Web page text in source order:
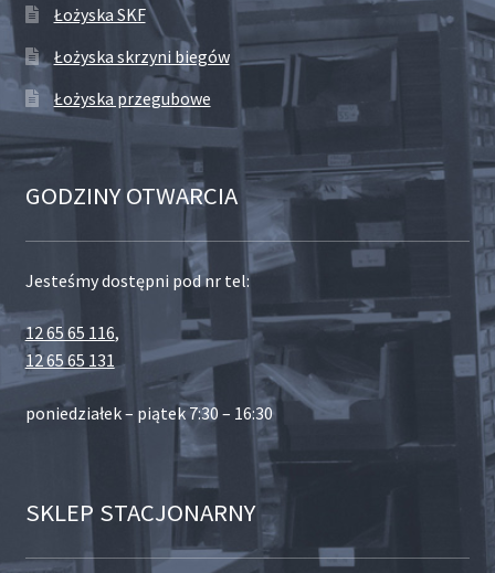
Łożyska SKF
Łożyska skrzyni biegów
Łożyska przegubowe
GODZINY OTWARCIA
Jesteśmy dostępni pod nr tel:
12 65 65 116,
12 65 65 131
poniedziałek – piątek 7:30 – 16:30
SKLEP STACJONARNY